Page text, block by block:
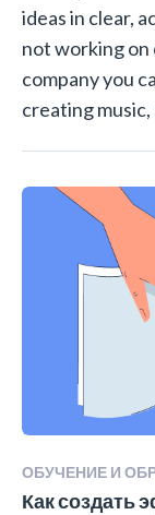
ideas in clear,
not working
company you
creating
ОБУЧЕНИЕ И
Как создать